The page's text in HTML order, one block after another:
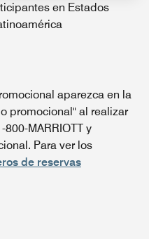
en Estados
aparezca en la
promocional" al realizar
MARRIOTT y
Para ver los
de reservas